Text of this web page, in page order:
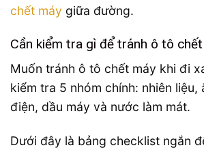
chết máy giữa đường.
Cần kiểm tra gì để tránh ô tô
Muốn tránh ô tô chết máy khi đi
kiểm tra 5 nhóm chính: nhiên liệu,
điện, dầu máy và nước làm mát.
Dưới đây là bảng checklist ngắn